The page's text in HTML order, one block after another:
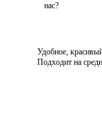
нас?
Удобное,
Подходит на